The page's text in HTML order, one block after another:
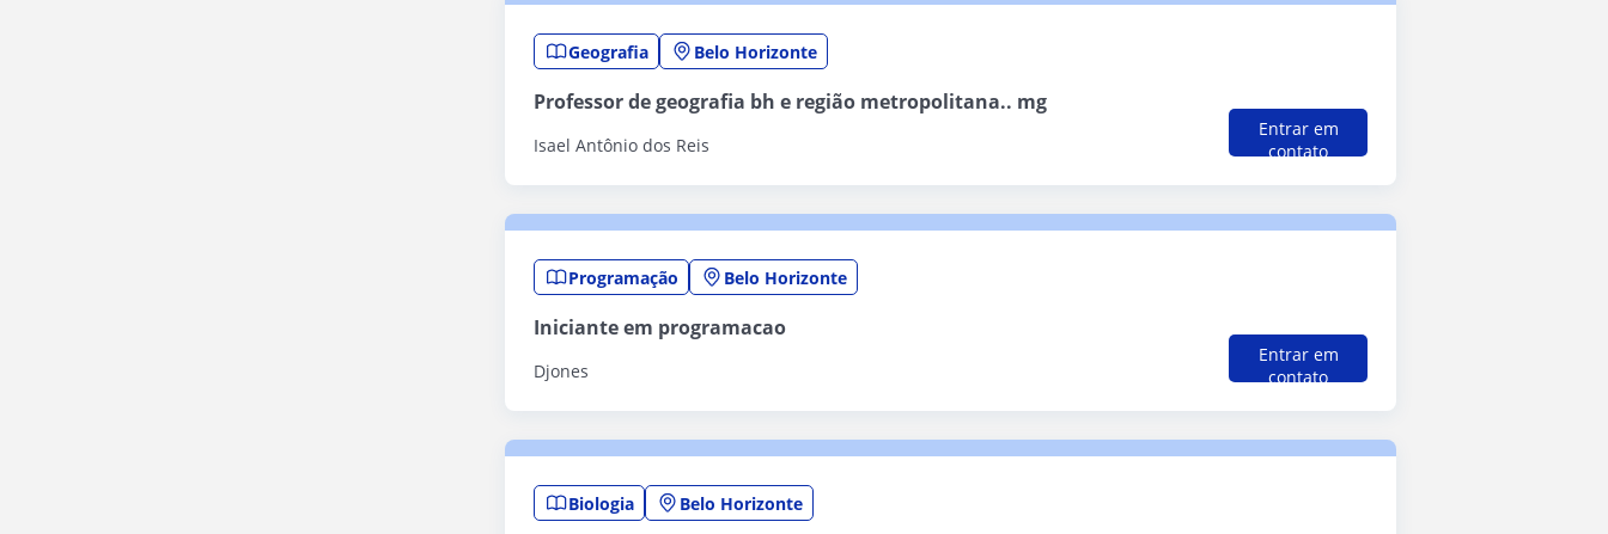
Geografia Belo Horizonte
Isael Antônio dos Reis
Professor de geografia bh e região metropolitana.. mg
Entrar em
contato
Programação Belo Horizonte
Djones
Iniciante em programacao
Entrar em
contato
Biologia Belo Horizonte